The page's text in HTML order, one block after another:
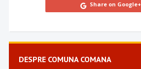
DESPRE COMUNA COMANA
Share on Google+